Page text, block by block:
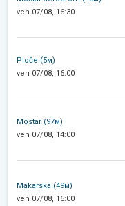
ven 07/08, 16:30
Ploče (5м)
ven 07/08, 16:00
Mostar (97м)
ven 07/08, 14:00
Makarska (49м)
ven 07/08, 16:00